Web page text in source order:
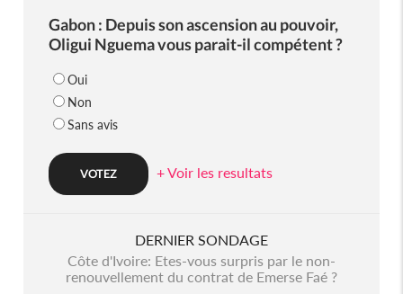
Gabon : Depuis son ascension au pouvoir,
Oligui Nguema vous parait-il compétent ?
Oui
Non
Sans avis
+ Voir les resultats
DERNIER SONDAGE
Côte d'Ivoire: Etes-vous surpris par le non-
renouvellement du contrat de Emerse Faé ?